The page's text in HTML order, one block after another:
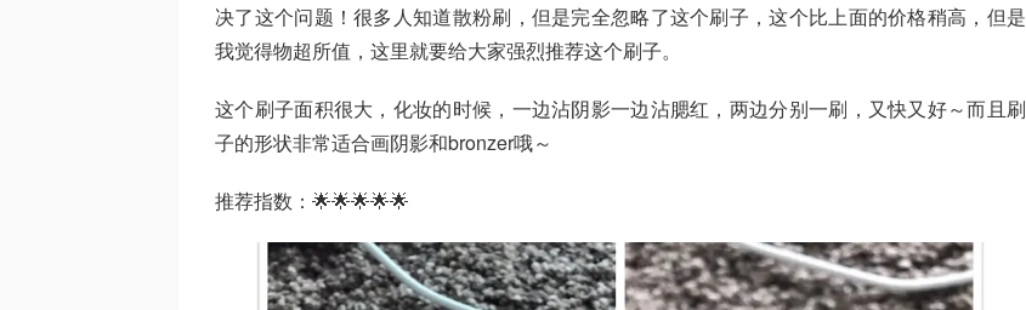
决了这个问题！很多人知道散粉刷，但是完全忽略了这个刷子，这个比上面的价格稍高，但是
我觉得物超所值，这里就要给大家强烈推荐这个刷子。
这个刷子面积很大，化妆的时候，一边沾阴影一边沾腮红，两边分别一刷，又快又好～而且刷
子的形状非常适合画阴影和bronzer哦～
推荐指数：🌟🌟🌟🌟🌟